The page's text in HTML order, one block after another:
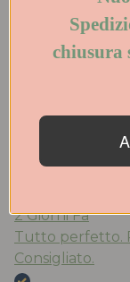
Acquisto da
molto belle e
Acquirente
2 Giorni Fa
Tutto perfetto.
Consigliato.